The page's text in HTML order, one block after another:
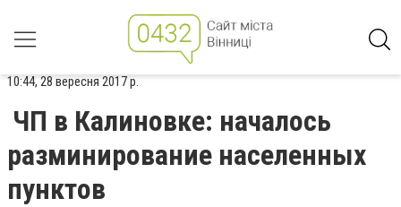
10:44, 28 вересня 2017 р.
ЧП в Калиновке: началось
разминирование населенных
пунктов